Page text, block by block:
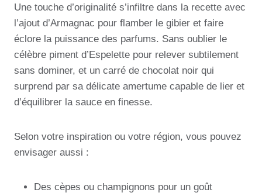
Une touche d’originalité s’infiltre dans la recette avec
l’ajout d’Armagnac pour flamber le gibier et faire
éclore la puissance des parfums. Sans oublier le
célèbre piment d’Espelette pour relever subtilement
sans dominer, et un carré de chocolat noir qui
surprend par sa délicate amertume capable de lier et
d’équilibrer la sauce en finesse.
Selon votre inspiration ou votre région, vous pouvez
envisager aussi :
Des cèpes ou champignons pour un goût